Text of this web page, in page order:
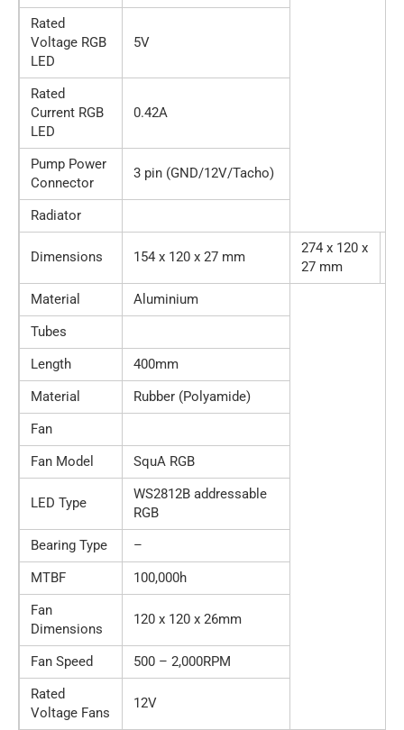
Rated
Voltage RGB
LED
5V
Rated
Current RGB
LED
0.42A
Pump Power
Connector
3 pin (GND/12V/Tacho)
Radiator
Dimensions 154 x 120 x 27 mm
274 x 120 x
27 mm
Material
Aluminium
Tubes
Length
400mm
Material
Rubber (Polyamide)
Fan
Fan Model
SquA RGB
LED Type
WS2812B addressable
RGB
Bearing Type
–
MTBF
100,000h
Fan
Dimensions
120 x 120 x 26mm
Fan Speed
500 – 2,000RPM
Rated
Voltage Fans
12V